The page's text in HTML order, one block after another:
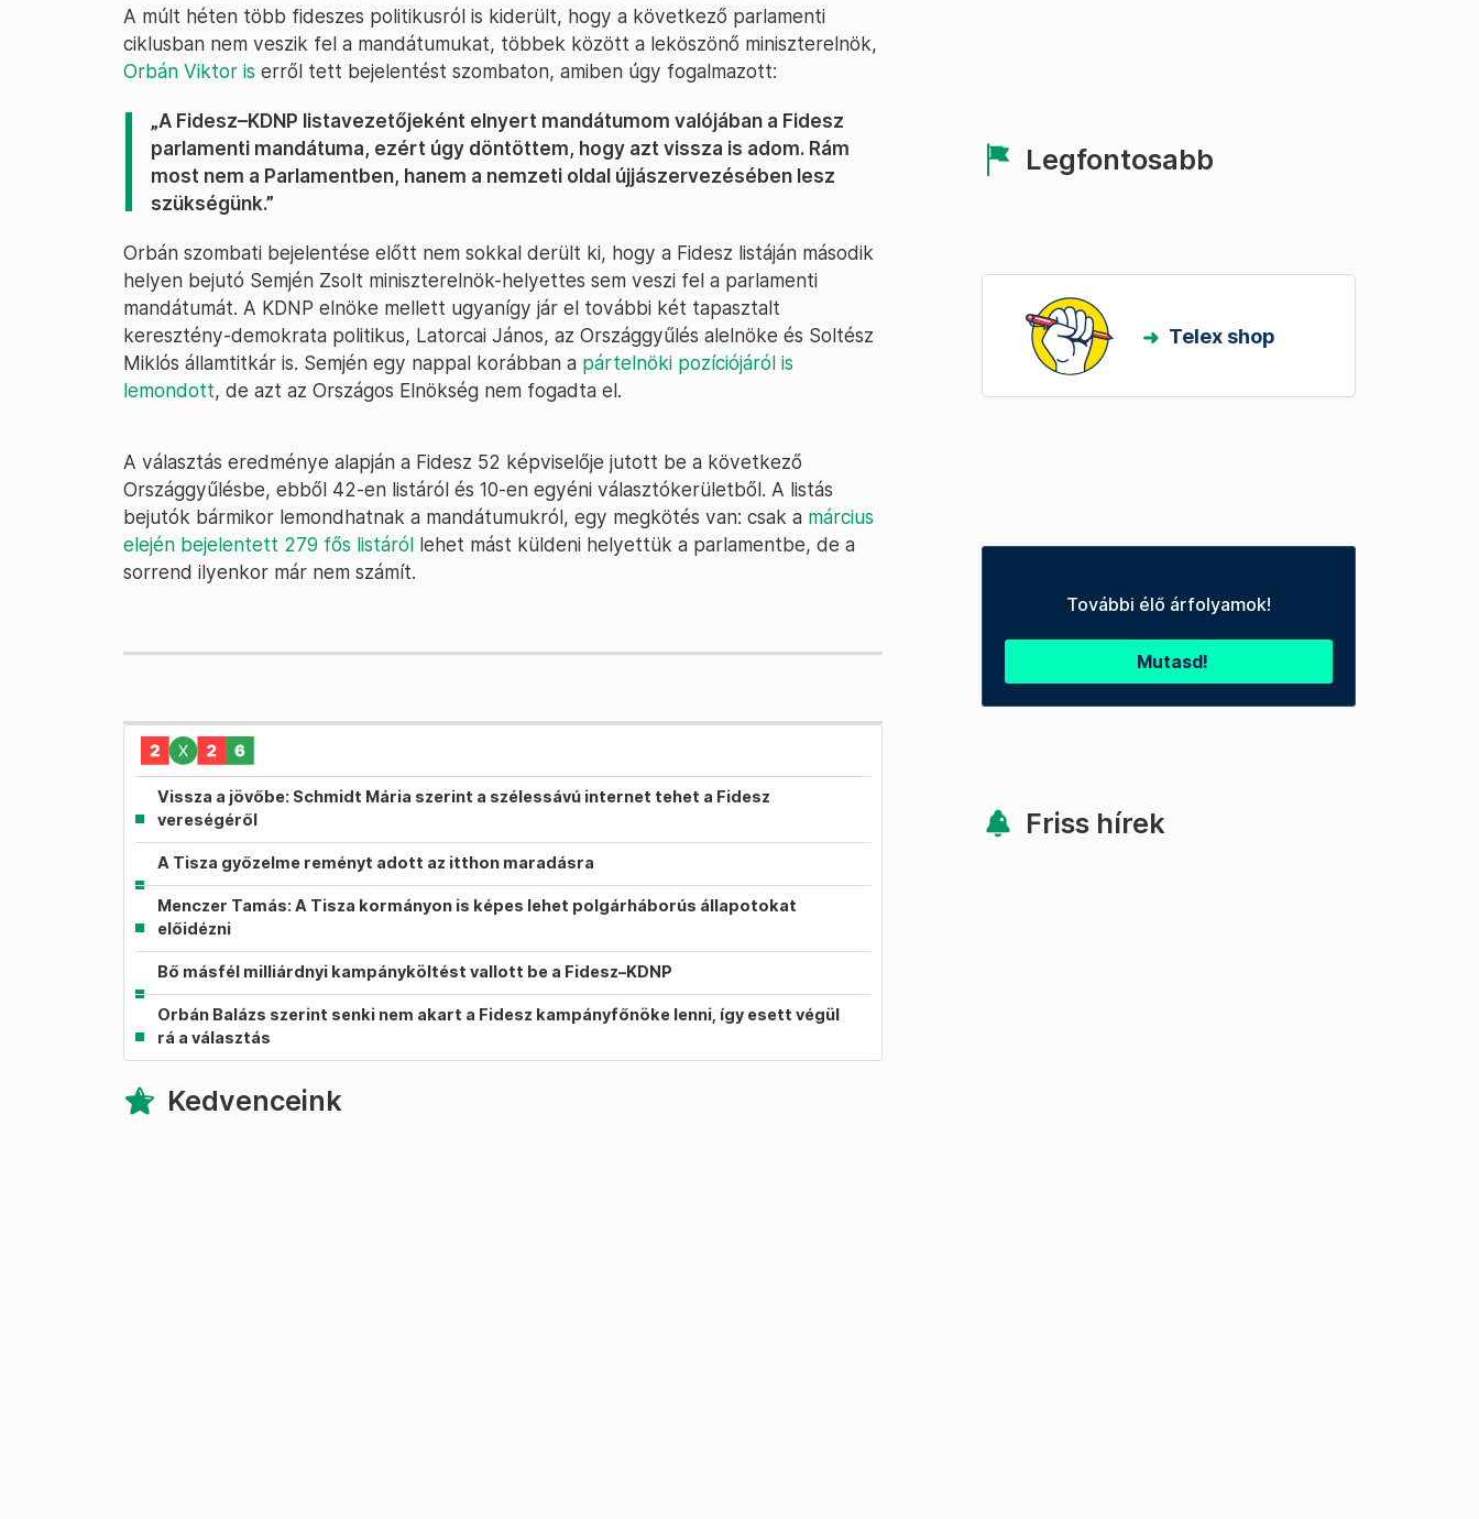
A múlt héten több fideszes politikusról is kiderült, hogy a következő parlamenti
ciklusban nem veszik fel a mandátumukat, többek között a leköszönő miniszterelnök,
Orbán Viktor is erről tett bejelentést szombaton, amiben úgy fogalmazott:
„A Fidesz–KDNP listavezetőjeként elnyert mandátumom valójában a Fidesz
parlamenti mandátuma, ezért úgy döntöttem, hogy azt vissza is adom. Rám
most nem a Parlamentben, hanem a nemzeti oldal újjászervezésében lesz
szükségünk.”
Orbán szombati bejelentése előtt nem sokkal derült ki, hogy a Fidesz listáján második
helyen bejutó Semjén Zsolt miniszterelnök-helyettes sem veszi fel a parlamenti
mandátumát. A KDNP elnöke mellett ugyanígy jár el további két tapasztalt
keresztény-demokrata politikus, Latorcai János, az Országgyűlés alelnöke és Soltész
Miklós államtitkár is. Semjén egy nappal korábban a pártelnöki pozíciójáról is
lemondott, de azt az Országos Elnökség nem fogadta el.
A választás eredménye alapján a Fidesz 52 képviselője jutott be a következő
Országgyűlésbe, ebből 42-en listáról és 10-en egyéni választókerületből. A listás
bejutók bármikor lemondhatnak a mandátumukról, egy megkötés van: csak a március
elején bejelentett 279 fős listáról lehet mást küldeni helyettük a parlamentbe, de a
sorrend ilyenkor már nem számít.
Vissza a jövőbe: Schmidt Mária szerint a szélessávú internet tehet a Fidesz
vereségéről
A Tisza győzelme reményt adott az itthon maradásra
Menczer Tamás: A Tisza kormányon is képes lehet polgárháborús állapotokat
előidézni
Bő másfél milliárdnyi kampányköltést vallott be a Fidesz–KDNP
Orbán Balázs szerint senki nem akart a Fidesz kampányfőnöke lenni, így esett végül
rá a választás
Kedvenceink
Legfontosabb
Telex shop
További élő árfolyamok!
Mutasd!
Friss hírek